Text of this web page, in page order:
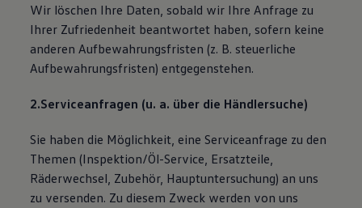
Wir löschen Ihre Daten, sobald wir Ihre Anfrage zu
Ihrer Zufriedenheit beantwortet haben, sofern keine
anderen Aufbewahrungsfristen (z. B. steuerliche
Aufbewahrungsfristen) entgegenstehen.
2.Serviceanfragen (u. a. über die Händlersuche)
Sie haben die Möglichkeit, eine Serviceanfrage zu den
Themen (Inspektion/Öl-Service, Ersatzteile,
Räderwechsel, Zubehör, Hauptuntersuchung) an uns
zu versenden. Zu diesem Zweck werden von uns